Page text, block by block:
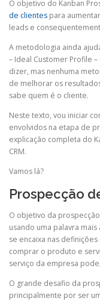
O objetivo do Kanban
de clientes para
leads e
A metodologia ainda
– Ideal Customer Profile
dizer, mas nenhuma
de melhorar os
sabe quem é o cliente.
Neste texto, vou iniciar
envolvidos na etapa de
explicação completa do
CRM.
Vamos lá?
Prospecção
O objetivo da
usando uma palavra
se encaixa nas
comprar o produto e
serviço da empresa
O grande desafio da
principalmente por ser